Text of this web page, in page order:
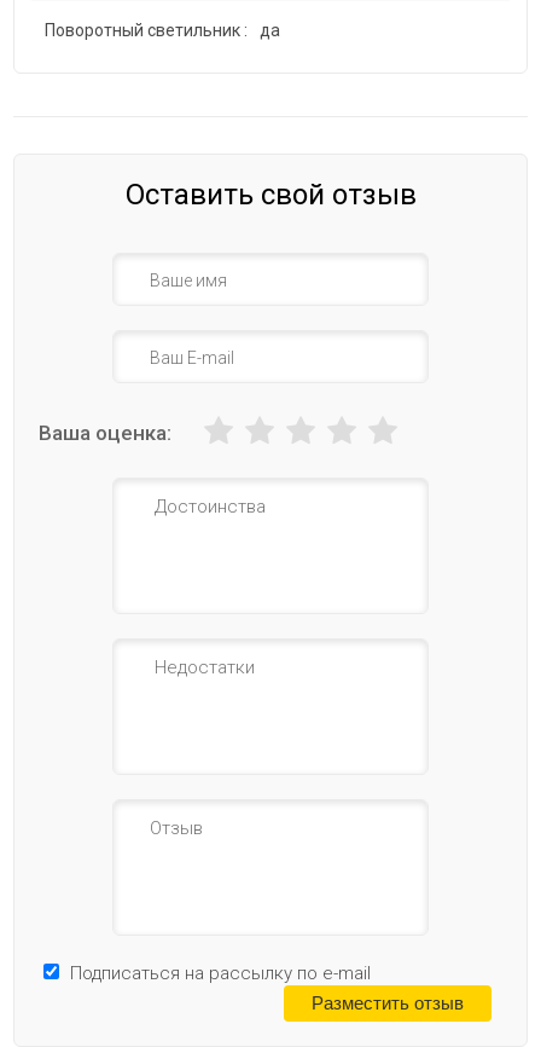
Поворотный светильник : да
Оставить свой отзыв
Ваша оценка:
Подписаться на рассылку по e-mail